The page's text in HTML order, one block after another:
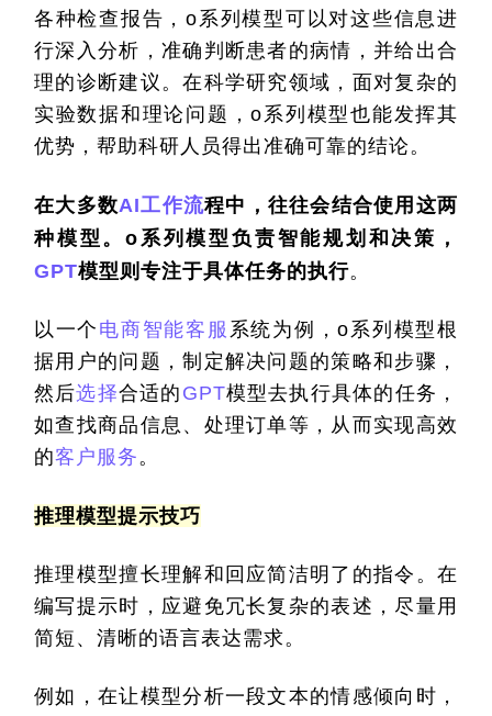
各种检查报告，o系列模型可以对这些信息进
行深入分析，准确判断患者的病情，并给出合
理的诊断建议。在科学研究领域，面对复杂的
实验数据和理论问题，o系列模型也能发挥其
优势，帮助科研人员得出准确可靠的结论。
在大多数AI工作流程中，往往会结合使用这两
种模型。o系列模型负责智能规划和决策，
GPT模型则专注于具体任务的执行。
以一个 电商智能客服 系统为例，o系列模型根
据用户的问题，制定解决问题的策略和步骤，
然后选择合适的 GPT模型去执行具体的任务，
如查找商品信息、处理订单等，从而实现高效
的客户服务。
推理模型提示技巧
推理模型擅长理解和回应简洁明了的指令。在
编写提示时，应避免冗长复杂的表述，尽量用
简短、清晰的语言表达需求。
例如，在让模型分析一段文本的情感倾向时，